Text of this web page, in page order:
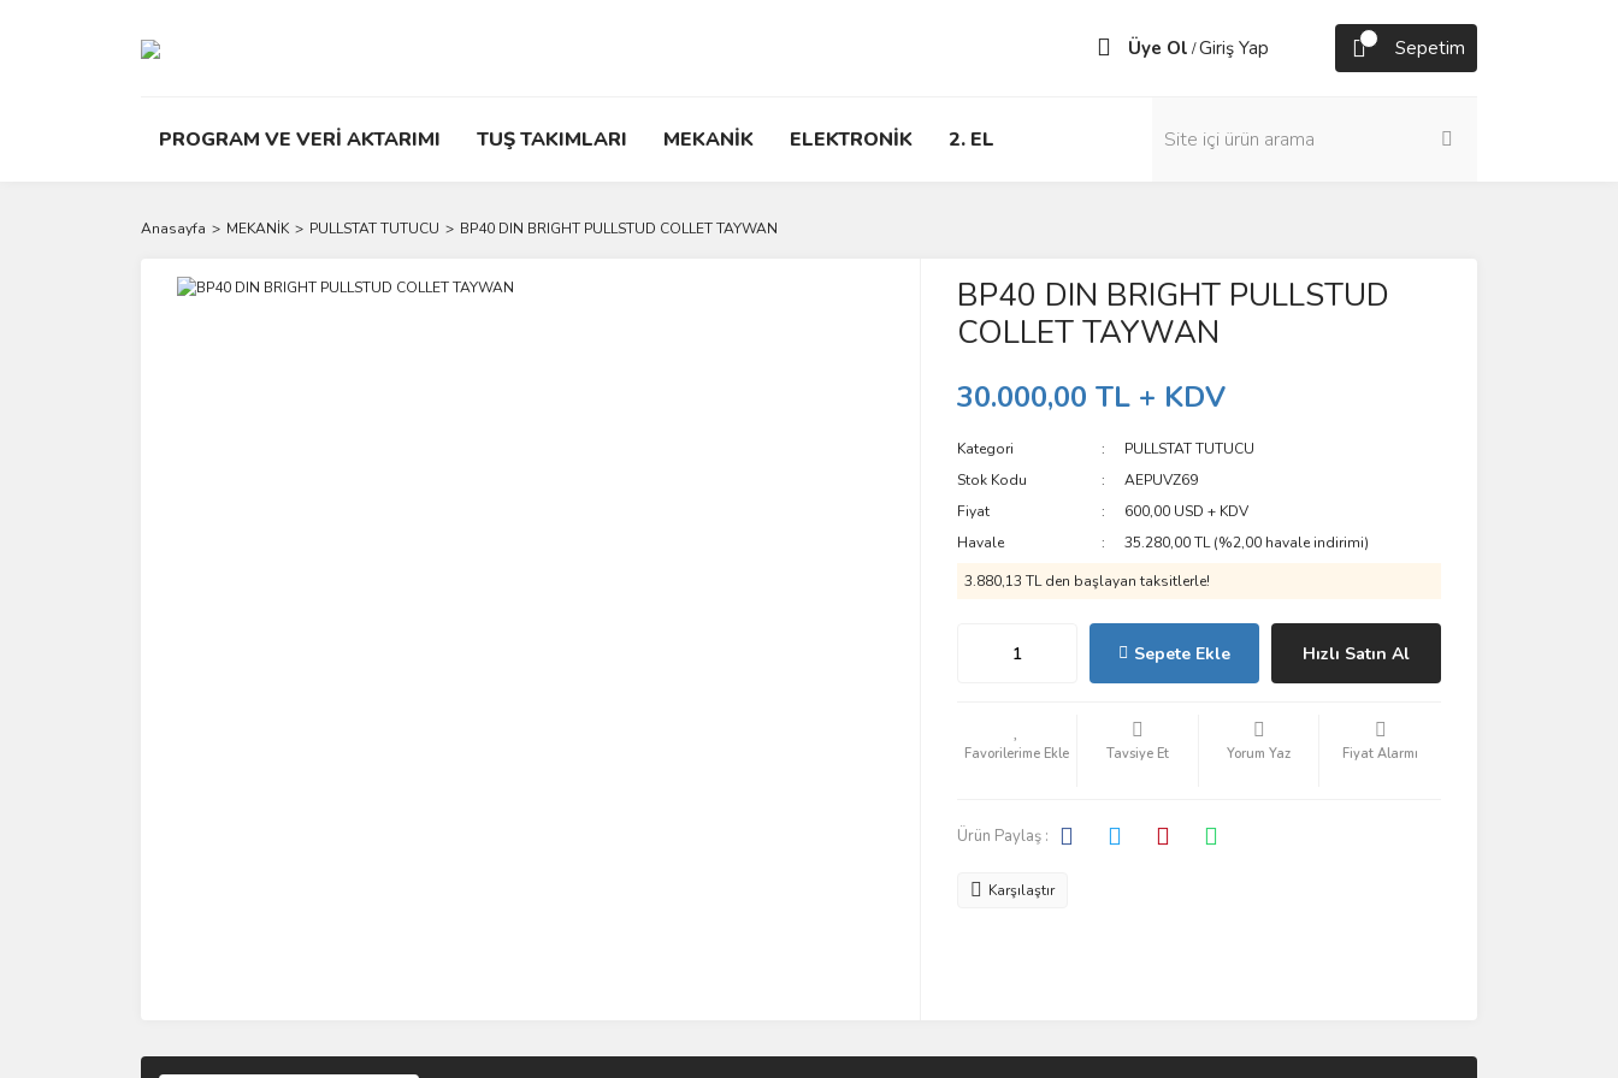
Üye Ol /Giriş Yap Sepetim
PROGRAM VE VERİ AKTARIMI TUŞ TAKIMLARI MEKANİK ELEKTRONİK 2. EL
Anasayfa MEKANİK PULLSTAT TUTUCU BP40 DIN BRIGHT PULLSTUD COLLET TAYWAN
BP40 DIN BRIGHT PULLSTUD
COLLET TAYWAN
30.000,00 TL + KDV
Kategori
PULLSTAT TUTUCU
Stok Kodu
AEPUVZ69
Fiyat
600,00 USD + KDV
Havale
35.280,00 TL (%2,00 havale indirimi)
3.880,13 TL den başlayan taksitlerle!
Sepete Ekle Hızlı Satın Al
Tavsiye Et Yorum Yaz Fiyat Alarmı
Ürün Paylaş :
Karşılaştır